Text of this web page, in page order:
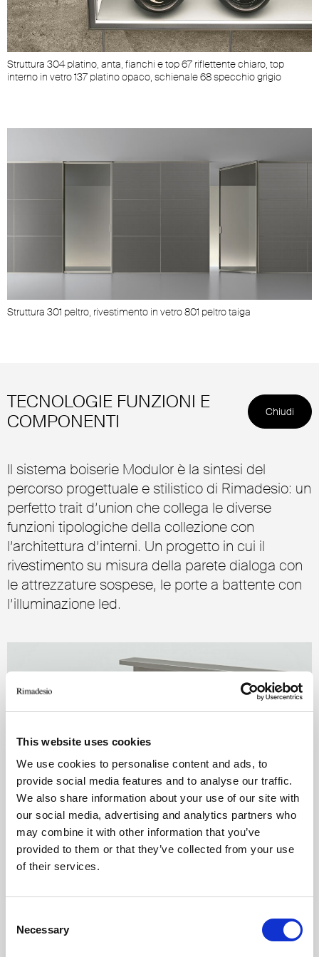
This website uses cookies
We use cookies to personalise content and ads, to
provide social media features and to analyse our traffic.
We also share information about your use of our site with
our social media, advertising and analytics partners who
may combine it with other information that you’ve
provided to them or that they’ve collected from your use
of their services.
Selection
Necessary
Struttura 304 platino, anta, fianchi e top 67 riflettente chiaro, top
interno in vetro 137 platino opaco, schienale 68 specchio grigio
Struttura 301 peltro, rivestimento in vetro 801 peltro taiga
TECNOLOGIE FUNZIONI E
COMPONENTI
Chiudi
Il sistema boiserie Modulor è la sintesi del
percorso progettuale e stilistico di Rimadesio: un
perfetto trait d’union che collega le diverse
funzioni tipologiche della collezione con
l’architettura d’interni. Un progetto in cui il
rivestimento su misura della parete dialoga con
le attrezzature sospese, le porte a battente con
l’illuminazione led.
Mute Settings
01. Il pannello e la sequenza di montaggio
Struttura 304 platino, rivestimento in tessuto
T052 segale
Struttura 300 rame, rivestimento 17 noce